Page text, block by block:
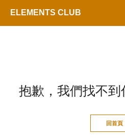
ELEMENTS CLUB
抱歉， 我們找不到
回首頁